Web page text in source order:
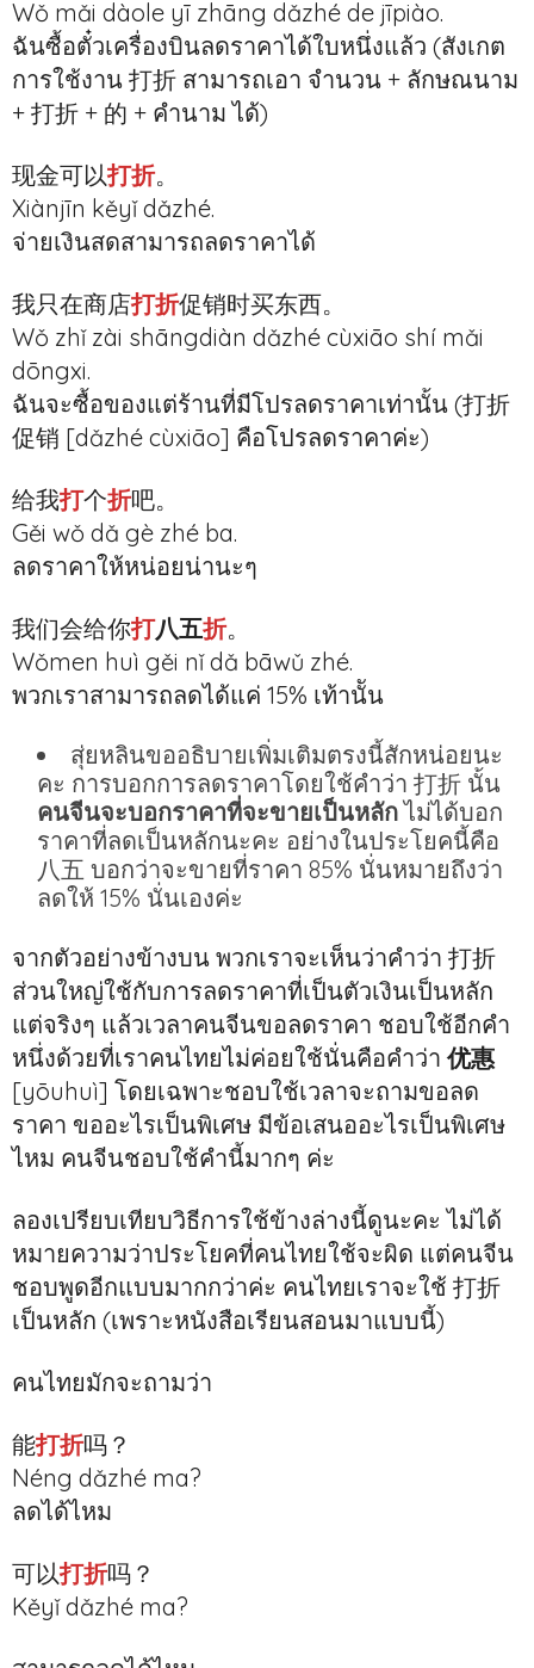
Wǒ mǎi dàole yī zhāng dǎzhé de jīpiào.
ฉันซื้อตั๋วเครื่องบินลดราคาได้ใบหนึ่งแล้ว (สังเกต
การใช้งาน 打折 สามารถเอา จำนวน + ลักษณนาม
+ 打折 + 的 + คำนาม ได้)
现金可以打折。
Xiànjīn kěyǐ dǎzhé.
จ่ายเงินสดสามารถลดราคาได้
我只在商店打折促销时买东西。
Wǒ zhǐ zài shāngdiàn dǎzhé cùxiāo shí mǎi
dōngxi.
ฉันจะซื้อของแต่ร้านที่มีโปรลดราคาเท่านั้น (打折
促销 [dǎzhé cùxiāo] คือโปรลดราคาค่ะ)
给我打个折吧。
Gěi wǒ dǎ gè zhé ba.
ลดราคาให้หน่อยน่านะๆ
我们会给你打八五折。
Wǒmen huì gěi nǐ dǎ bāwǔ zhé.
พวกเราสามารถลดได้แค่ 15% เท้านััน
สุ่ยหลินขออธิบายเพิ่มเติมตรงนี้สักหน่อยนะ
คะ การบอกการลดราคาโดยใช้คำว่า 打折 นั้น
คนจีนจะบอกราคาที่จะขายเป็นหลักไม่ได้บอก
ราคาที่ลดเป็นหลักนะคะ อย่างในประโยคนี้คือ
八五 บอกว่าจะขายที่ราคา 85% นั่นหมายถึงว่า
ลดให้ 15% นั่นเองค่ะ
จากตัวอย่างข้างบน พวกเราจะเห็นว่าคำว่า 打折
ส่วนใหญ่ใช้กับการลดราคาที่เป็นตัวเงินเป็นหลัก
แต่จริงๆ แล้วเวลาคนจีนขอลดราคา ชอบใช้อีกคำ
หนึ่งด้วยที่เราคนไทยไม่ค่อยใช้นั่นคือคำว่า优惠
[yōuhuì] โดยเฉพาะชอบใช้เวลาจะถามขอลด
ราคา ขออะไรเป็นพิเศษ มีข้อเสนออะไรเป็นพิเศษ
ไหม คนจีนชอบใช้คำนี้มากๆ ค่ะ
ลองเปรียบเทียบวิธีการใช้ข้างล่างนี้ดูนะคะ ไม่ได้
หมายความว่าประโยคที่คนไทยใช้จะผิด แต่คนจีน
ชอบพูดอีกแบบมากกว่าค่ะ คนไทยเราจะใช้ 打折
เป็นหลัก (เพราะหนังสือเรียนสอนมาแบบนี้)
คนไทยมักจะถามว่า
能打折吗？
Néng dǎzhé ma?
ลดได้ไหม
可以打折吗？
Kěyǐ dǎzhé ma?